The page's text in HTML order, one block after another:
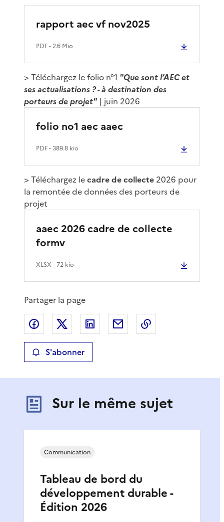
rapport aec vf nov2025
PDF- 2.6 Mio
> Téléchargez le folio n°1 "Que sont l’AEC et
ses actualisations ?- à destination des
porteurs de projet" | juin 2026
folio no1 aec aaec
PDF- 389.8 kio
> Téléchargez lecadre de collecte 2026 pour
la remontée de données des porteurs de
projet
aaec 2026 cadre de collecte
formv
XLSX - 72 kio
Partager la page
Partager sur Facebook
Partager sur XPartager sur LinkedIn
Partager par email
S'abonner
Sur le même sujet
Tableau de bord du
développement durable -
Édition 2026
Communication